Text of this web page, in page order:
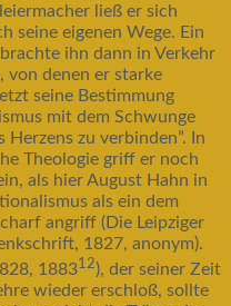
ließ er sich
seine eigenen Wege. Ein
ihn dann in Verkehr
von denen er starke
seine Bestimmung
mit dem Schwunge
zu verbinden”. In
Theologie griff er noch
als hier August Hahn in
als ein dem
angriff (Die Leipziger
1827, anonym).
188312), der seiner Zeit
wieder erschloß, sollte